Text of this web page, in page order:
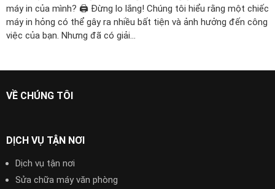
máy in của mình? 🖨️ Đừng lo lắng! Chúng tôi hiểu rằng một chiếc
máy in hỏng có thể gây ra nhiều bất tiện và ảnh hưởng đến công
việc của bạn. Nhưng đã có giải...
VỀ CHÚNG TÔI
DỊCH VỤ TẬN NƠI
Dịch vụ tận nơi
Sửa chữa máy văn phòng